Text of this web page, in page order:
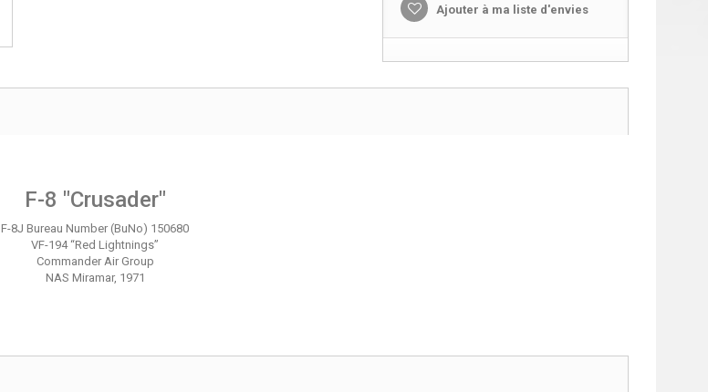
Ajouter à ma liste d'envies
F-8 "Crusader"
F-8J Bureau Number (BuNo) 150680
VF-194 “Red Lightnings”
Commander Air Group
NAS Miramar, 1971